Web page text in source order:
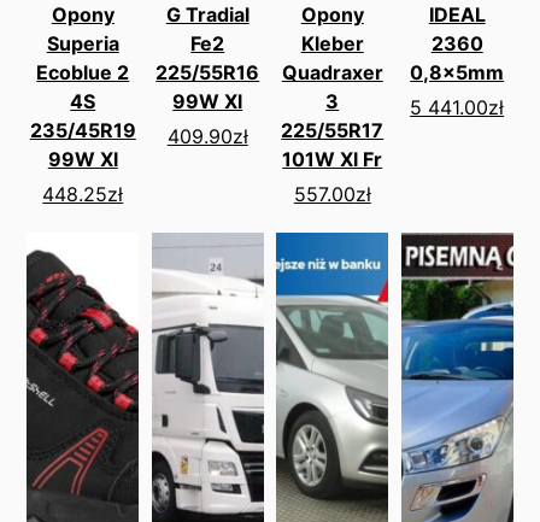
Opony
Superia
Ecoblue 2
4S
235/45R19
99W Xl
448.25zł
G Tradial
Fe2
225/55R16
99W Xl
409.90zł
Opony
Kleber
Quadraxer
3
225/55R17
101W Xl Fr
557.00zł
IDEAL
2360
0,8x5mm
5 441.00zł